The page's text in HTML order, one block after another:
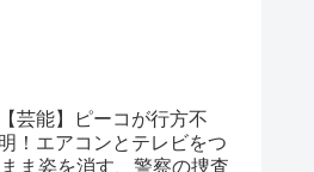
【芸能】ピーコが行方不
明！エアコンとテレビをつ
ま姿を消す、警察の捜査